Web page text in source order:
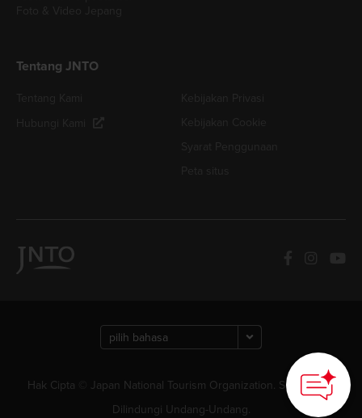
Tentang JNTO
Hak Cipta © Japan National Tourism Organization. Semua Hak
Dilindungi Undang-Undang.